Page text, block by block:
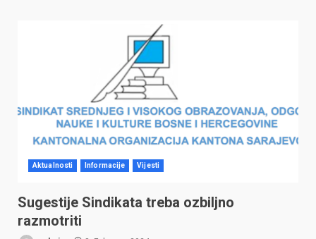
Aktualnosti Informacije Vijesti
Sugestije Sindikata treba ozbiljno
razmotriti